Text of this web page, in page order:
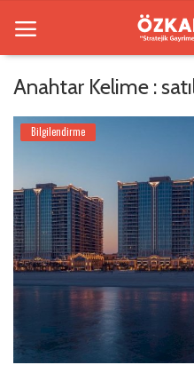
Anasayfa
Bilgilendirme
İletişim
Galeri
Sektörel Bilgi
Anahtar Kelime :
Bilgilendirme